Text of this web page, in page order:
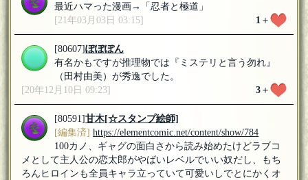
最近ハマった漫画→「忍者と極道」
[21年03月03日 03:15]
1＋
[80607]ぽぽぽん
有名かもですが推理物では『ミステリと言う勿れ』
（田村由美）が秀逸でした。
[20年12月10日 09:23]
3＋
[80591]甘木[☆スタンプ絵師]
[編集済] https://elementcomic.net/content/show/784
100カノ、ギャグの面白さから読み始めたけどラブコ
メとして主人公の恋太郎がやばいレベルでいい奴だし、もち
ろんヒロインも全員キャラ立っていて可愛いしでとにかくオ